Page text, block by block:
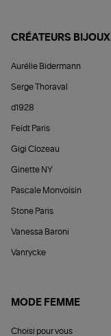
CRÉATEURS BIJOUX
Aurélie Bidermann
Serge Thoraval
d1928
Feidt Paris
Gigi Clozeau
Ginette NY
Pascale Monvoisin
Stone Paris
Vanessa Baroni
Vanrycke
MODE FEMME
Choisi pour vous